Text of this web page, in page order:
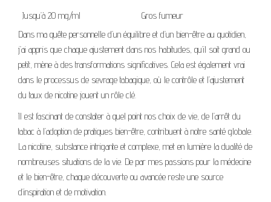
Jusqu’à 20 mg/ml
Gros fumeur
Dans ma quête personnelle d’un équilibre et d’un bien-être au quotidien,
j’ai appris que chaque ajustement dans nos habitudes, qu’il soit grand ou
petit, mène à des transformations significatives. Cela est également vrai
dans le processus de sevrage tabagique, où le contrôle et l’ajustement
du taux de nicotine jouent un rôle clé.
Il est fascinant de constater à quel point nos choix de vie, de l’arrêt du
tabac à l’adoption de pratiques bien-être, contribuent à notre santé globale.
La nicotine, substance intrigante et complexe, met en lumière la dualité de
nombreuses situations de la vie. De par mes passions pour la médecine
et le bien-être, chaque découverte ou avancée reste une source
d’inspiration et de motivation.